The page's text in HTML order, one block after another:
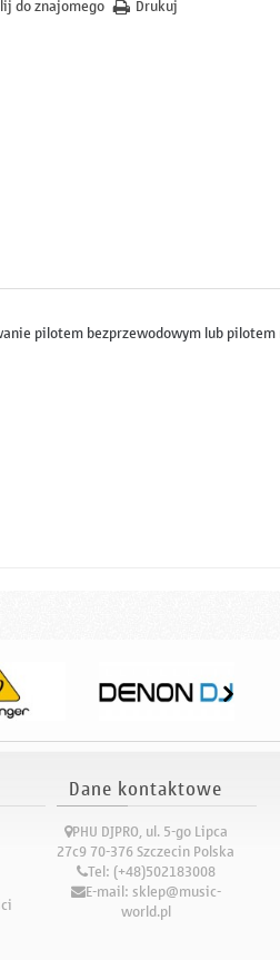
do znajomego
Drukuj
pilotem bezprzewodowym lub pilotem
Dane kontaktowe
PHU DJPRO, ul. 5-go Lipca
27c9 70-376 Szczecin Polska
Tel: (+48)502183008
E-mail:sklep@music-
world.pl